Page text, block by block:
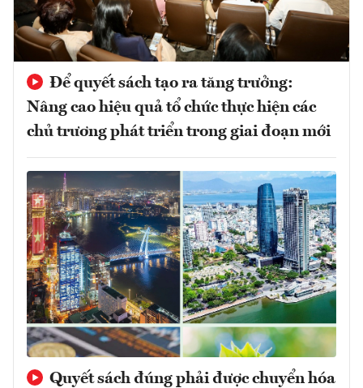
Để quyết sách tạo ra tăng trưởng:
Nâng cao hiệu quả tổ chức thực hiện các
chủ trương phát triển trong giai đoạn mới
Quyết sách đúng phải được chuyển hóa